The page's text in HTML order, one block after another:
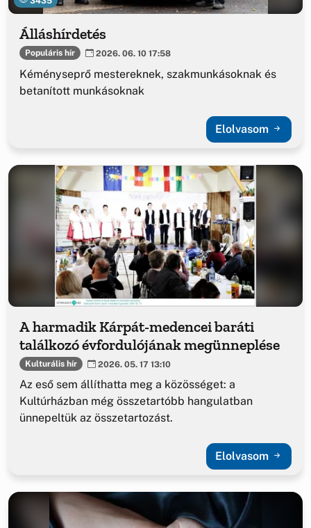
Álláshírdetés
Populáris hír 2026. 06. 10 17:58
Kéményseprő mestereknek, szakmunkásoknak és
betanított munkásoknak
Elolvasom
A harmadik Kárpát-medencei baráti
találkozó évfordulójának megünneplése
Kulturális hír 2026. 05. 17 13:10
Az eső sem állíthatta meg a közösséget: a
Kultúrházban még összetartóbb hangulatban
ünnepeltük az összetartozást.
Elolvasom